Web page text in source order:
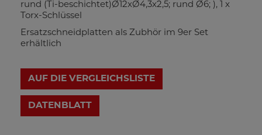
rund (Ti-beschichtet)Ø12xØ4,3x2,5; rund Ø6; ), 1 x
Torx-Schlüssel
Ersatzschneidplatten als Zubhör im 9er Set
erhältlich
AUF DIE VERGLEICHSLISTE
DATENBLATT